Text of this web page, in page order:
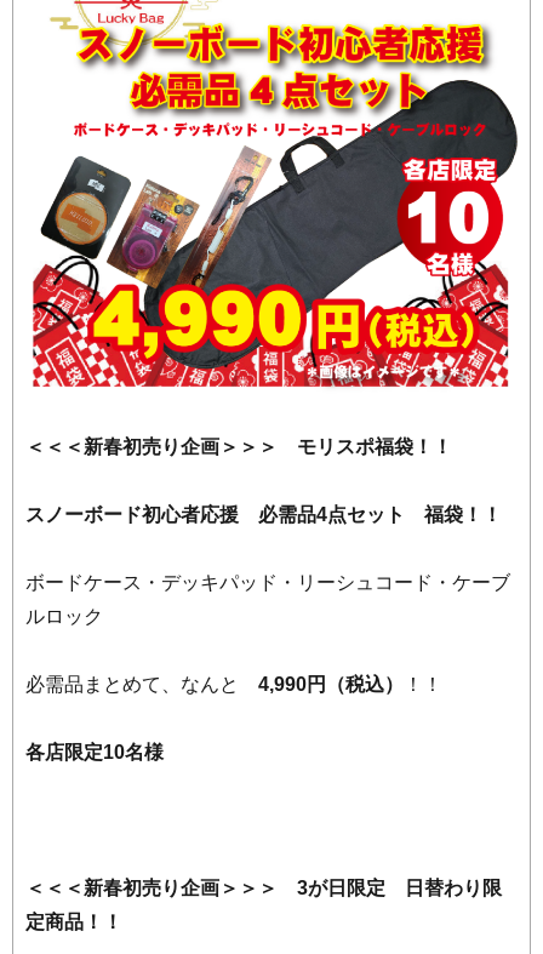
＜＜＜新春初売り企画＞＞＞ モリスポ福袋！！
スノーボード初心者応援 必需品4点セット 福袋！！
ボードケース・デッキパッド・リーシュコード・ケーブ
ルロック
必需品まとめて、なんと 4,990円（税込） ！！
各店限定10名様
＜＜＜新春初売り企画＞＞＞ 3が日限定 日替わり限
定商品！！